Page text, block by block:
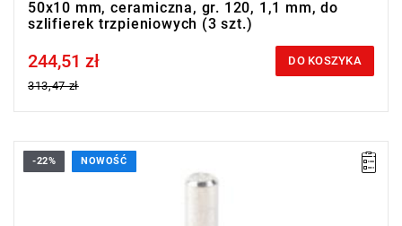
50x10 mm, ceramiczna, gr. 120, 1,1 mm, do
szlifierek trzpieniowych (3 szt.)
Price tax included
244,51 zł
313,47 zł
DO KOSZYKA
-22% NOWOŚĆ